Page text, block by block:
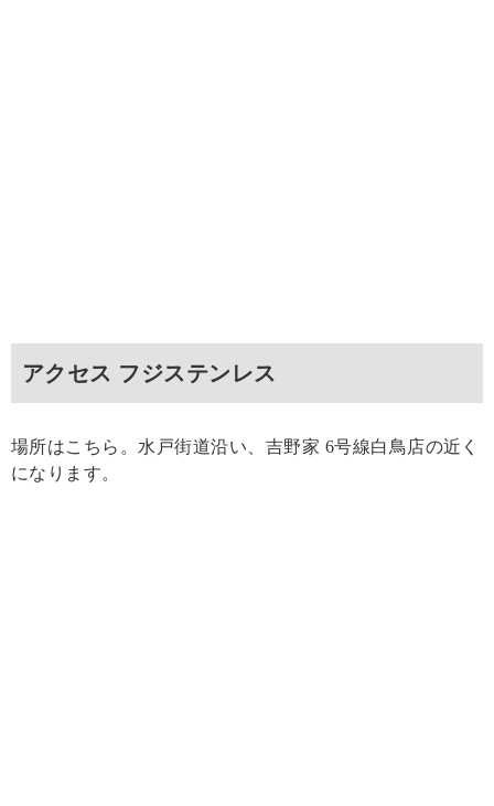
アクセス フジステンレス
場所はこちら。水戸街道沿い、吉野家 6号線白鳥店の近く
になります。